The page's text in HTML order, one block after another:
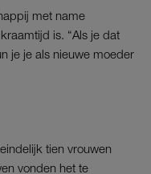
met name
is. “Als je dat
je je als nieuwe moeder
tien vrouwen
vonden het te